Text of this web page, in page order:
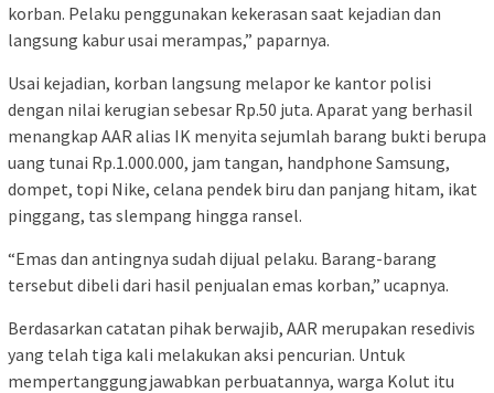
korban. Pelaku penggunakan kekerasan saat kejadian dan
langsung kabur usai merampas,” paparnya.
Usai kejadian, korban langsung melapor ke kantor polisi
dengan nilai kerugian sebesar Rp.50 juta. Aparat yang berhasil
menangkap AAR alias IK menyita sejumlah barang bukti berupa
uang tunai Rp.1.000.000, jam tangan, handphone Samsung,
dompet, topi Nike, celana pendek biru dan panjang hitam, ikat
pinggang, tas slempang hingga ransel.
“Emas dan antingnya sudah dijual pelaku. Barang-barang
tersebut dibeli dari hasil penjualan emas korban,” ucapnya.
Berdasarkan catatan pihak berwajib, AAR merupakan resedivis
yang telah tiga kali melakukan aksi pencurian. Untuk
mempertanggungjawabkan perbuatannya, warga Kolut itu